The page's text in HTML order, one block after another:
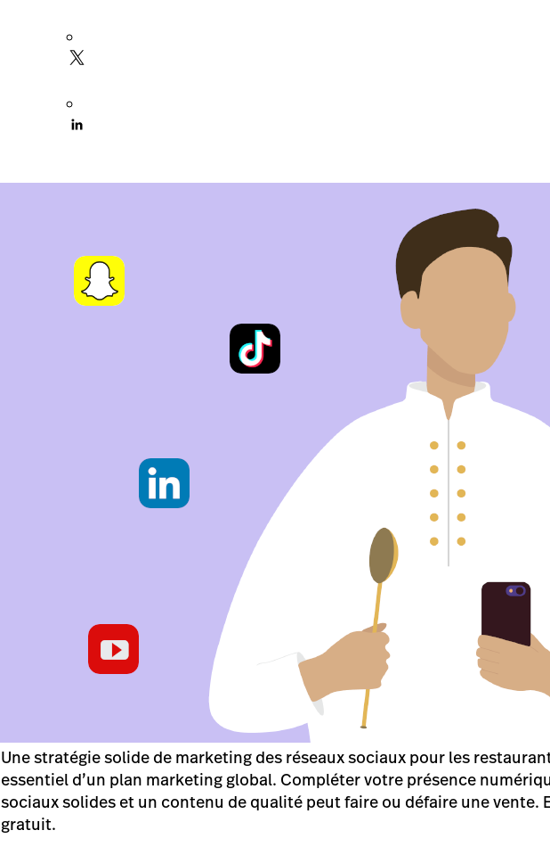
Une stratégie solide de marketing des réseaux sociaux pour les
essentiel d’un plan marketing global. Compléter votre présence
sociaux solides et un contenu de qualité peut faire ou défaire une vente.
gratuit.